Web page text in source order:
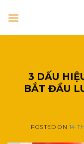
3 DẤU
BẮT ĐẦU
POSTED ON 14